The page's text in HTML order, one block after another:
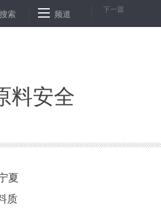
行年度规模最大的成吉思汗祭祀活动
搜索 频道 下一篇
料安全
夏
质